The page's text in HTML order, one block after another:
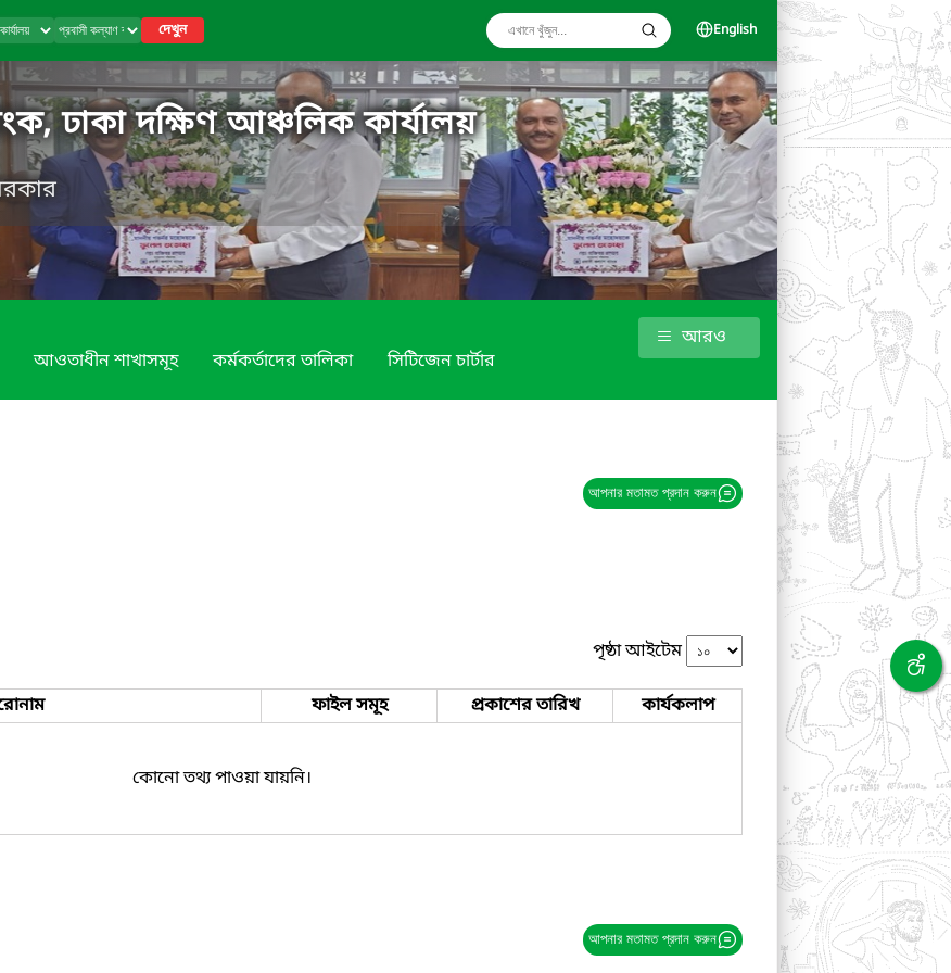
দেখুন English
ঢাকা দক্ষিণ আঞ্চলিক কার্যালয়
আওতাধীন শাখাসমূহ কর্মকর্তাদের তালিকা সিটিজেন চার্টার
আরও
আপনার মতামত প্রদান করুন
পৃষ্ঠা আইটেম
ফাইল সমূহ প্রকাশের তারিখ কার্যকলাপ
কোনো তথ্য পাওয়া যায়নি।
আপনার মতামত প্রদান করুন